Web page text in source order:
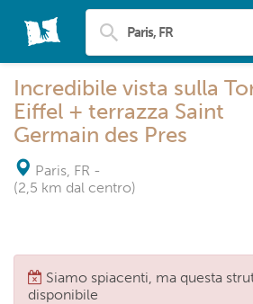
Incredibile vista sulla
Eiffel + terrazza Saint
Germain des Pres
Paris, FR -
(2,5 km dal centro)
Siamo spiacenti, ma questa
disponibile